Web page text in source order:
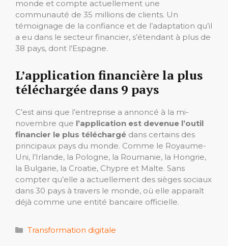
monde et compte actuellement une
communauté de 35 millions de clients. Un
témoignage de la confiance et de l’adaptation qu’il
a eu dans le secteur financier, s’étendant à plus de
38 pays, dont l’Espagne.
L’application financière la plus
téléchargée dans 9 pays
C’est ainsi que l’entreprise a annoncé à la mi-
novembre que l’application est devenue l’outil
financier le plus téléchargé dans certains des
principaux pays du monde. Comme le Royaume-
Uni, l’Irlande, la Pologne, la Roumanie, la Hongrie,
la Bulgarie, la Croatie, Chypre et Malte. Sans
compter qu’elle a actuellement des sièges sociaux
dans 30 pays à travers le monde, où elle apparaît
déjà comme une entité bancaire officielle.
Catégories
Transformation digitale